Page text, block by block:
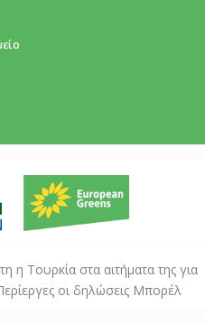
η Τουρκία στα αιτήματα της για
οι δηλώσεις Μπορέλ